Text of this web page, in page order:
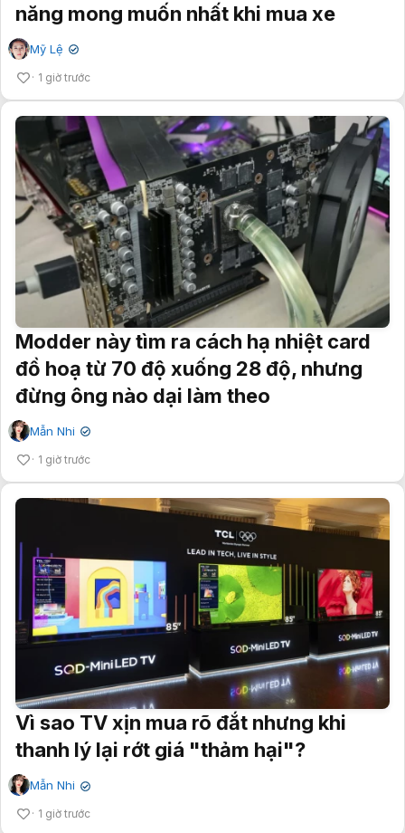
năng mong muốn nhất khi mua xe
Mỹ Lệ ✔
1 giờ trước
Modder này tìm ra cách hạ nhiệt card
đồ hoạ từ 70 độ xuống 28 độ, nhưng
đừng ông nào dại làm theo
Mẫn Nhi ✔
1 giờ trước
Vì sao TV xịn mua rõ đắt nhưng khi
thanh lý lại rớt giá "thảm hại"?
Mẫn Nhi ✔
1 giờ trước